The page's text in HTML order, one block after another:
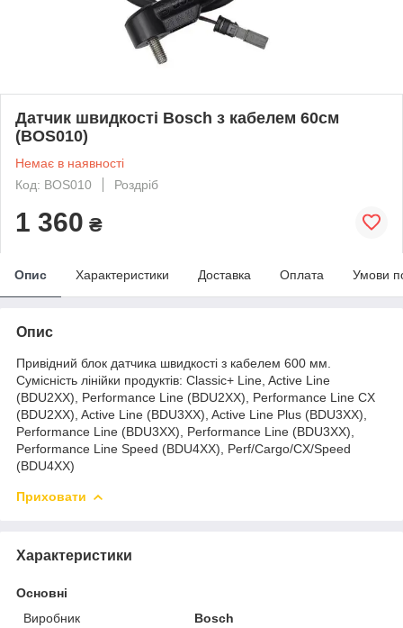
Датчик швидкості Bosch з кабелем 60см
(BOS010)
Немає в наявності
Код: BOS010
Роздріб
1 360 ₴
Опис Характеристики Доставка Оплата Умови
Опис
Привідний блок датчика швидкості з кабелем 600 мм.
Сумісність лінійки продуктів: Classic+ Line, Active Line
(BDU2XX), Performance Line (BDU2XX), Performance Line CX
(BDU2XX), Active Line (BDU3XX), Active Line Plus (BDU3XX),
Performance Line (BDU3XX), Performance Line (BDU3XX),
Performance Line Speed (BDU4XX), Perf/Cargo/CX/Speed
(BDU4XX)
Приховати
Характеристики
Основні
Виробник
Bosch